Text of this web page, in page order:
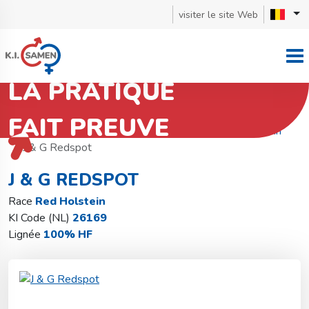
visiter le site Web
LA PRATIQUE
FAIT PREUVE
Retourner à la recherche de taureaux
Red Holstein
J & G Redspot
J & G REDSPOT
Race Red Holstein
KI Code (NL) 26169
Lignée 100% HF